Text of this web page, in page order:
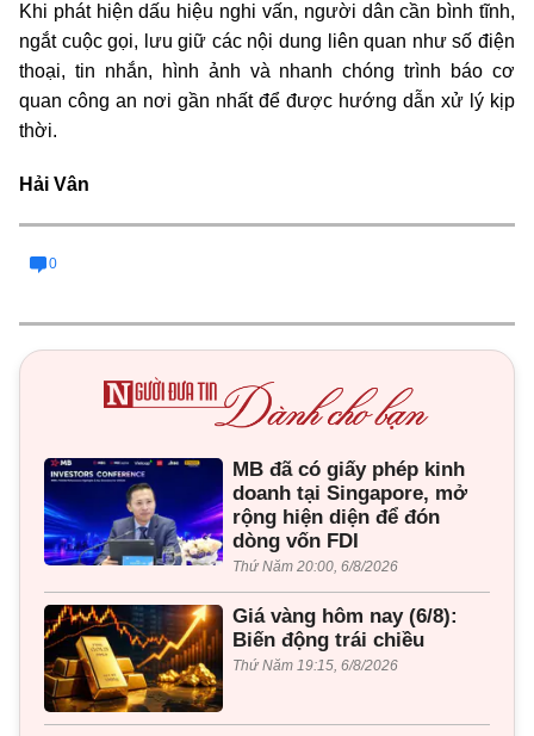
Khi phát hiện dấu hiệu nghi vấn, người dân cần bình tĩnh,
ngắt cuộc gọi, lưu giữ các nội dung liên quan như số điện
thoại, tin nhắn, hình ảnh và nhanh chóng trình báo cơ
quan công an nơi gần nhất để được hướng dẫn xử lý kịp
thời.
Hải Vân
0
MB đã có giấy phép kinh
doanh tại Singapore, mở
rộng hiện diện để đón
dòng vốn FDI
Thứ Năm 20:00, 6/8/2026
Giá vàng hôm nay (6/8):
Biến động trái chiều
Thứ Năm 19:15, 6/8/2026